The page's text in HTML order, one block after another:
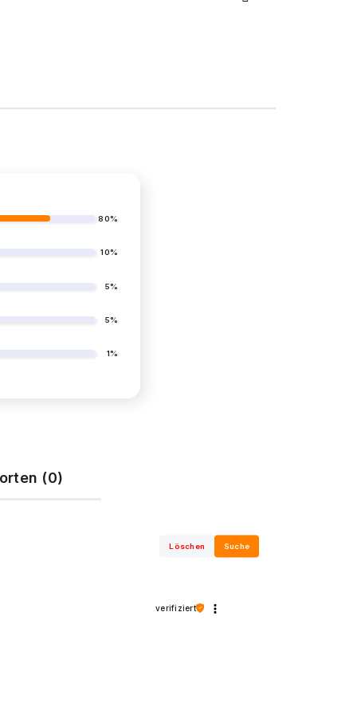
Weiter
80%
10%
5%
5%
1%
(0)
Löschen Suche
verifiziert